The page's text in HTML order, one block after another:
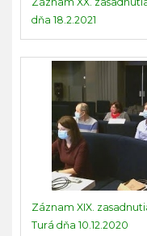
dňa 18.2.2021
Záznam XIX.
Turá dňa 10.12.2020